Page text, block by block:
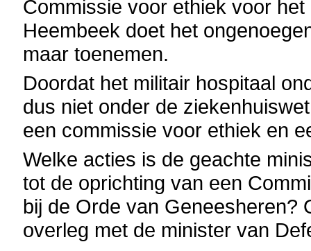
Commissie voor ethiek voor
Heembeek doet het
maar toenemen.
Doordat het militair hospitaal
dus niet onder de
een commissie voor ethiek en
Welke acties is de geachte
tot de oprichting van een
bij de Orde van Geneesheren?
overleg met de minister van